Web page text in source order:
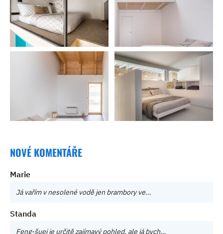
NOVÉ KOMENTÁŘE
Marie
Já vařím v nesolené vodě jen brambory ve…
Standa
Feng-šuej je určitě zajímavý pohled, ale já bych…